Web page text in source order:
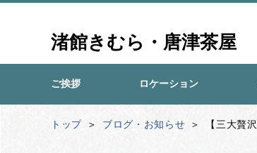
渚館きむら・唐津茶屋
ご挨拶 ロケーション
トップ ブログ・お知らせ 【三大贅